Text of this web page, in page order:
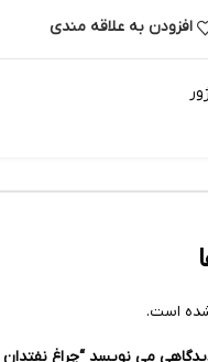
افزودن به علاقه مندی
است.
می نویسد “چراغ نفتدان دار